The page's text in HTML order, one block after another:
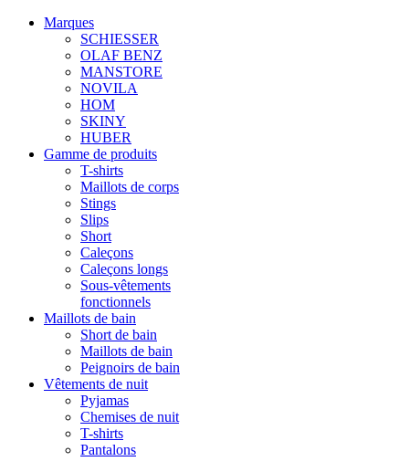
Marques
SCHIESSER
OLAF BENZ
MANSTORE
NOVILA
HOM
SKINY
HUBER
Gamme de produits
T-shirts
Maillots de corps
Stings
Slips
Short
Caleçons
Caleçons longs
Sous-vêtements
fonctionnels
Maillots de bain
Short de bain
Maillots de bain
Peignoirs de bain
Vêtements de nuit
Pyjamas
Chemises de nuit
T-shirts
Pantalons